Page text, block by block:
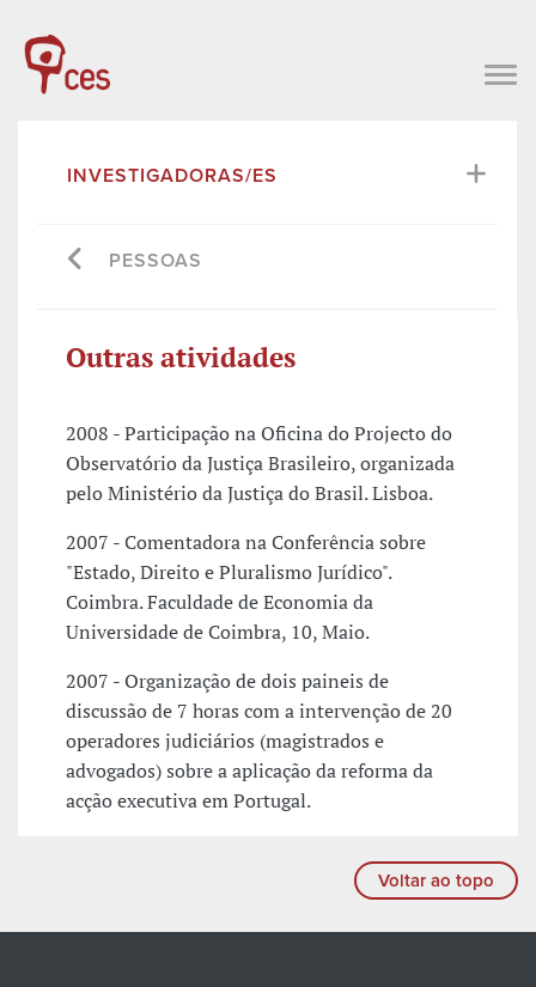
INVESTIGADORAS/ES
PESSOAS
Outras atividades
2008 - Participação na Oficina do Projecto do
Observatório da Justiça Brasileiro, organizada
pelo Ministério da Justiça do Brasil. Lisboa.
2007 - Comentadora na Conferência sobre
"Estado, Direito e Pluralismo Jurídico".
Coimbra. Faculdade de Economia da
Universidade de Coimbra, 10, Maio.
2007 - Organização de dois paineis de
discussão de 7 horas com a intervenção de 20
operadores judiciários (magistrados e
advogados) sobre a aplicação da reforma da
acção executiva em Portugal.
Voltar ao topo